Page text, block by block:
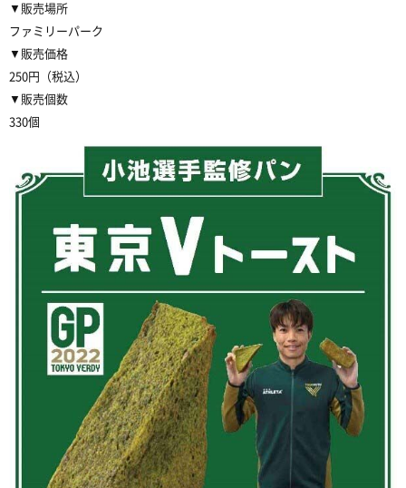
▼販売場所
ファミリーパーク
▼販売価格
250円（税込）
▼販売個数
330個